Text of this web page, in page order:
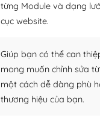
từng Module và dạng
cục website.
Giúp bạn có thể can
mong muốn chỉnh sửa
một cách dễ dàng phù
thương hiệu của bạn.